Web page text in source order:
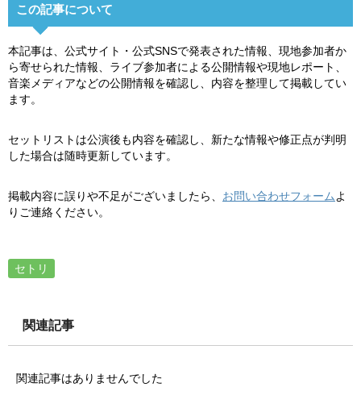
この記事について
本記事は、公式サイト・公式SNSで発表された情報、現地参加者か
ら寄せられた情報、ライブ参加者による公開情報や現地レポート、
音楽メディアなどの公開情報を確認し、内容を整理して掲載してい
ます。
セットリストは公演後も内容を確認し、新たな情報や修正点が判明
した場合は随時更新しています。
掲載内容に誤りや不足がございましたら、 お問い合わせフォーム よ
りご連絡ください。
セトリ
関連記事
関連記事はありませんでした